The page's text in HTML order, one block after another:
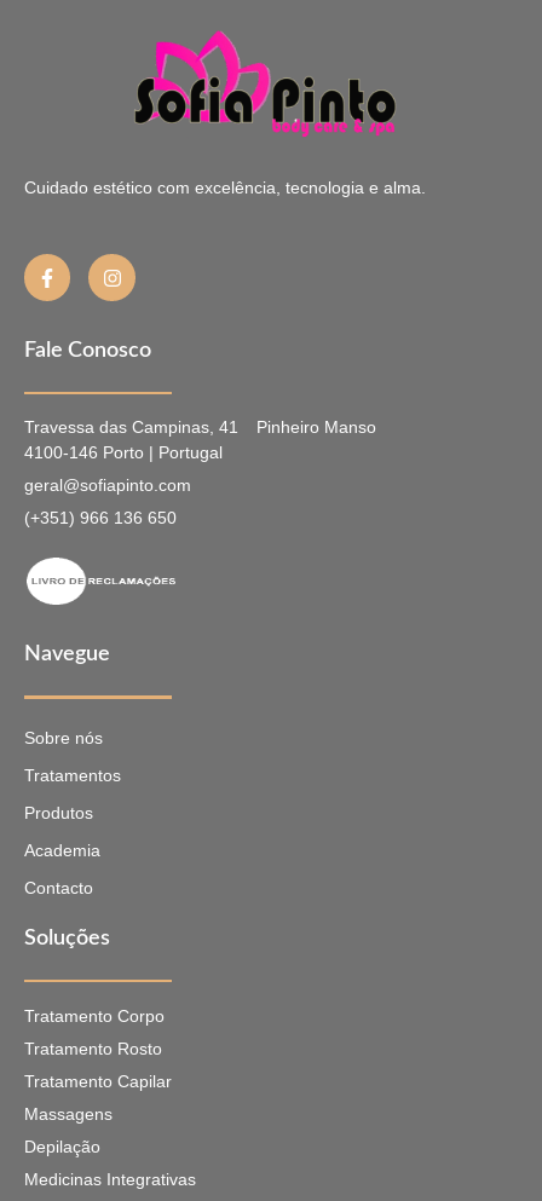
Cuidado estético com excelência, tecnologia e alma.
Fale Conosco
Travessa das Campinas, 41
Pinheiro Manso
4100-146 Porto | Portugal
geral@sofiapinto.com
(+351) 966 136 650
Navegue
Sobre nós
Tratamentos
Produtos
Academia
Contacto
Soluções
Tratamento Corpo
Tratamento Rosto
Tratamento Capilar
Massagens
Depilação
Medicinas Integrativas